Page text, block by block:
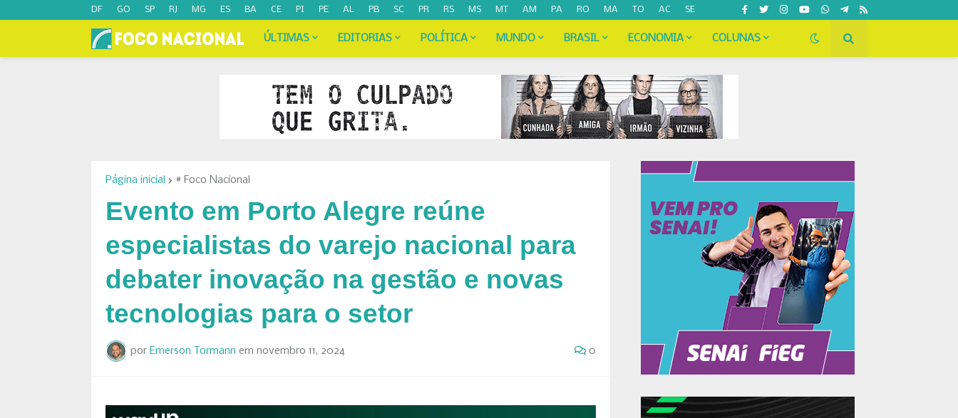
DF GO SP RJ MG ES BA CE PI PE AL PB SC PR RS MS MT AM PA RO MA TO AC SE
ÚLTIMAS EDITORIAS POLÍTICA MUNDO BRASIL ECONOMIA COLUNAS
Página inicial # Foco Nacional
Evento em Porto Alegre reúne
especialistas do varejo nacional para
debater inovação na gestão e novas
tecnologias para o setor
por Emerson Tormann em novembro 11, 2024 0